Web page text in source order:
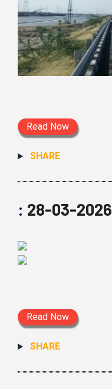
Read Now
SHARE
: 28-03-2026
Read Now
SHARE